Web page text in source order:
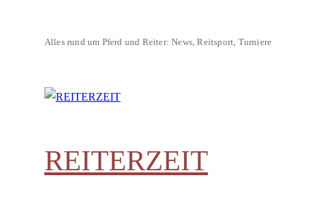
Alles rund um Pferd und Reiter: News, Reitsport, Turniere
REITERZEIT